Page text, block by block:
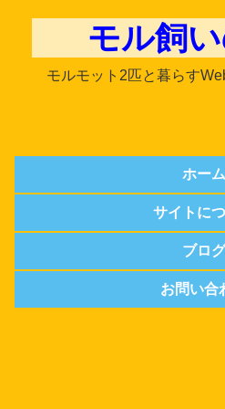
モル飼
モルモット2匹と暮らす
ホーム
サイトに
ブログ
お問い合